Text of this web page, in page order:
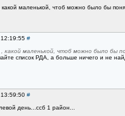
маленькой, чтоб можно было бы
#
какой маленькой, чтоб можно было бы
список РДА, а больше ничего и не
#
день...ссб 1 район...